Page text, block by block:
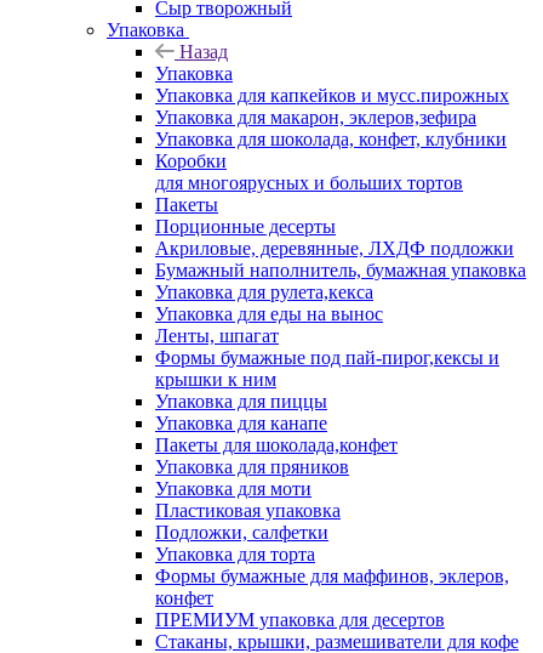
Сыр творожный
Упаковка
Назад
Упаковка
Упаковка для капкейков и мусс.пирожных
Упаковка для макарон, эклеров,зефира
Упаковка для шоколада, конфет, клубники
Коробки
для многоярусных и больших тортов
Пакеты
Порционные десерты
Акриловые, деревянные, ЛХДФ подложки
Бумажный наполнитель, бумажная упаковка
Упаковка для рулета,кекса
Упаковка для еды на вынос
Ленты, шпагат
Формы бумажные под пай-пирог,кексы и
крышки к ним
Упаковка для пиццы
Упаковка для канапе
Пакеты для шоколада,конфет
Упаковка для пряников
Упаковка для моти
Пластиковая упаковка
Подложки, салфетки
Упаковка для торта
Формы бумажные для маффинов, эклеров,
конфет
ПРЕМИУМ упаковка для десертов
Стаканы, крышки, размешиватели для кофе